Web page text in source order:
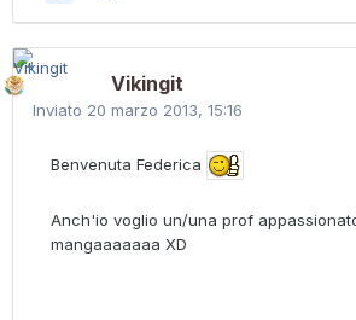
Vikingit
Inviato 20 marzo 2013, 15:16
Benvenuta Federica
Anch'io voglio un/una prof
mangaaaaaaa XD